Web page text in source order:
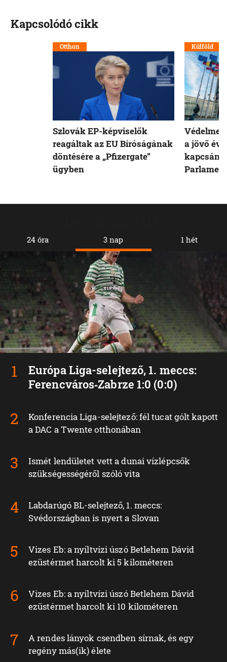
24 óra 3 nap
Európa Liga-selejtező, 1. meccs:
Ferencváros‑Zabrze 1:0 (0:0)
Konferencia Liga-selejtező: fél tucat gólt kapott
a DAC a Twente otthonában
Ismét lendületet vett a dunai vízlépcsők
szükségességéről szóló vita
Labdarúgó BL-selejtező, 1. meccs:
Svédországban is nyert a Slovan
Vizes Eb: a nyíltvízi úszó Betlehem Dávid
ezüstérmet harcolt ki 5 kilométeren
Vizes Eb: a nyíltvízi úszó Betlehem Dávid
ezüstérmet harcolt ki 10 kilométeren
A rendes lányok csendben sírnak, és egy
regény más(ik) élete
1 hét
Kapcsolódó cikk
Otthon
Szlovák EP-képviselők
reagáltak az EU Bíróságának
döntésére a „Pfizergate”
ügyben
Külföld
Védelmet
a jövő évi
kapcsán
Parlament